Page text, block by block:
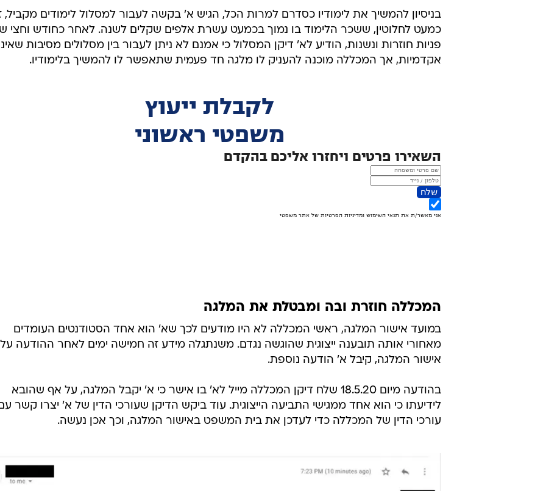
בניסיון להמשיך את לימודיו כסדרם למרות הכל, הגיש א' בקשה לעבור למסלול לימודים מקביל,
כמעט לחלוטין, ששכר הלימוד בו נמוך בכמעט עשרת אלפים שקלים לשנה. לאחר כחודש וחצי
פניות חוזרות ונשנות, הודיע לא' דיקן המסלול כי אמנם לא ניתן לעבור בין מסלולים מסיבות
אקדמיות, אך המכללה מוכנה להעניק לו מלגה חד פעמית שתאפשר לו להמשיך בלימודיו.
המכללה חוזרת ובה ומבטלת את המלגה
במועד אישור המלגה, ראשי המכללה לא היו מודעים לכך שא' הוא אחד הסטודנטים העומדים
מאחורי אותה תובענה ייצוגית שהוגשה נגדם. משנתגלה מידע זה חמישה ימים לאחר ההודעה על
אישור המלגה, קיבל א' הודעה נוספת.
בהודעה מיום 18.5.20 שלח דיקן המכללה מייל לא' בו אישר כי א' יקבל המלגה, על אף שהובא
לידיעתו כי הוא אחד ממגישי התביעה הייצוגית. עוד ביקש הדיקן שעורכי הדין של א' יצרו קשר
עורכי הדין של המכללה כדי לעדכן את בית המשפט באישור המלגה, וכך אכן נעשה.